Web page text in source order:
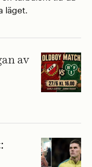
läget.
av